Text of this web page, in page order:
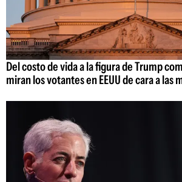
Del costo de vida a la figura de Trump
miran los votantes en EEUU de cara a las